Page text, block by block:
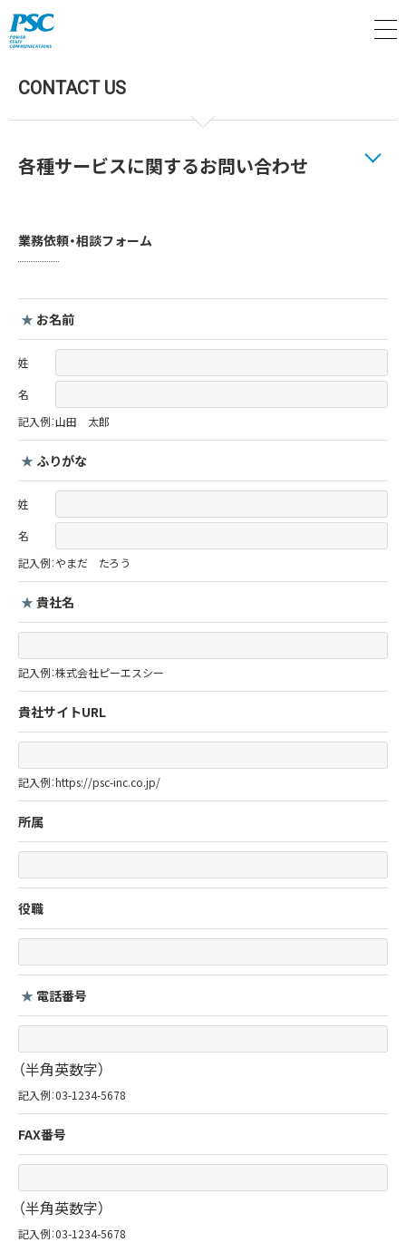
CONTACT US
各種サービスに関するお問い合わせ
業務依頼・相談フォーム
★ お名前
姓
名
記入例：山田 太郎
★ ふりがな
姓
名
記入例：やまだ たろう
★ 貴社名
記入例：株式会社ピーエスシー
貴社サイトURL
記入例：https://psc-inc.co.jp/
所属
役職
★ 電話番号
（半角英数字）
記入例：03-1234-5678
FAX番号
（半角英数字）
記入例：03-1234-5678